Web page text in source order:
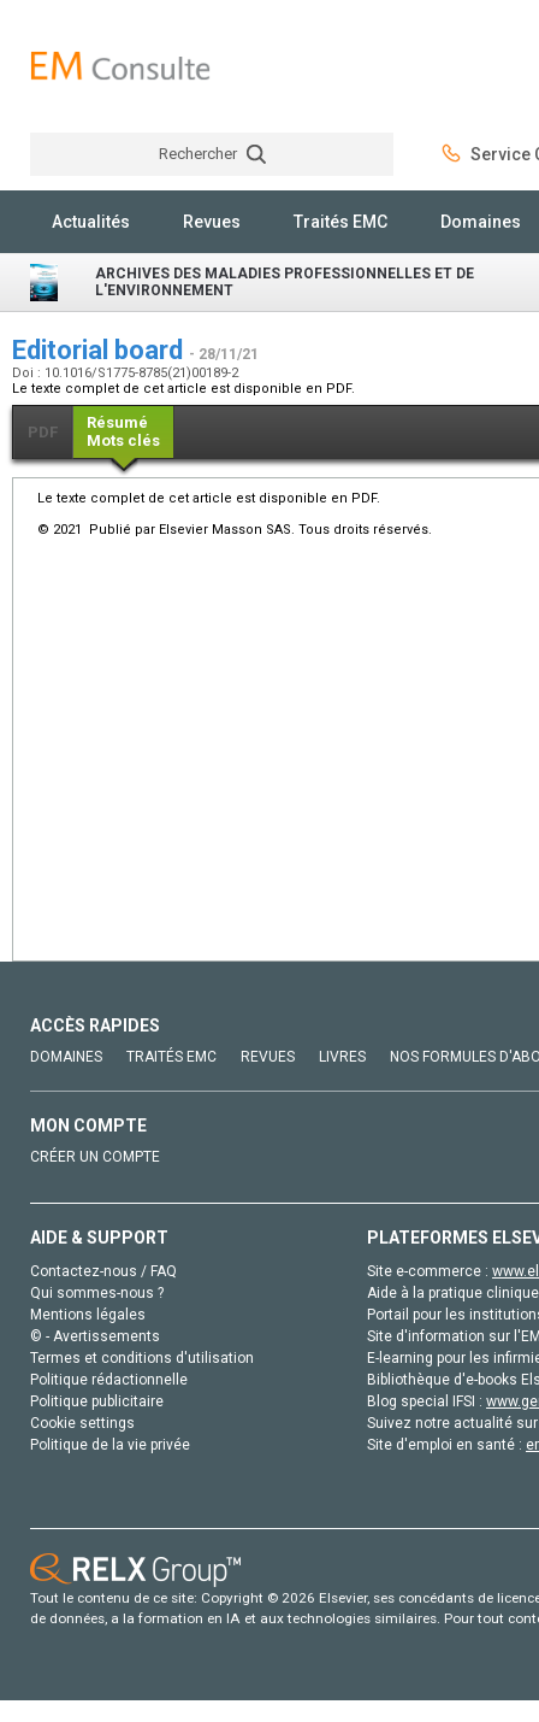
Rechercher Service
Actualités Revues Traités EMC Domaines
ARCHIVES DES MALADIES PROFESSIONNELLES ET DE
L'ENVIRONNEMENT
Editorial board - 28/11/21
Doi : 10.1016/S1775-8785(21)00189-2
Le texte complet de cet article est disponible en PDF.
PDF
Résumé
Mots clés
Le texte complet de cet article est disponible en PDF.
© 2021 Publié par Elsevier Masson SAS. Tous droits réservés.
ACCÈS RAPIDES
DOMAINES TRAITÉS EMC REVUES LIVRES NOS FORMULES
MON COMPTE
CRÉER UN COMPTE
AIDE & SUPPORT
Contactez-nous / FAQ
Qui sommes-nous ?
Mentions légales
© - Avertissements
Termes et conditions d'utilisation
Politique rédactionnelle
Politique publicitaire
Cookie settings
Politique de la vie privée
PLATEFORMES
Site e-commerce :
Aide à la pratique
Portail pour les
Site d'information sur
E-learning pour les
Bibliothèque d'e-books
Blog special IFSI :
Suivez notre actualité
Site d'emploi en santé :
Tout le contenu de ce site: Copyright © 2026 Elsevier, ses concédants de
de données, a la formation en IA et aux technologies similaires. Pour tout